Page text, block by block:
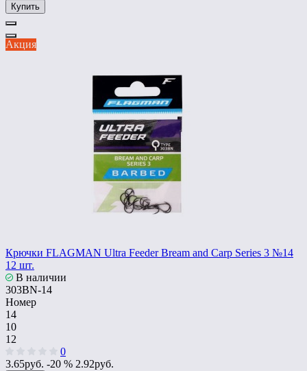
Купить
Акция
Крючки FLAGMAN Ultra Feeder Bream and Carp Series 3 №14
12 шт.
В наличии
303BN-14
Номер
14
10
12
0
3.65руб. -20 % 2.92руб.